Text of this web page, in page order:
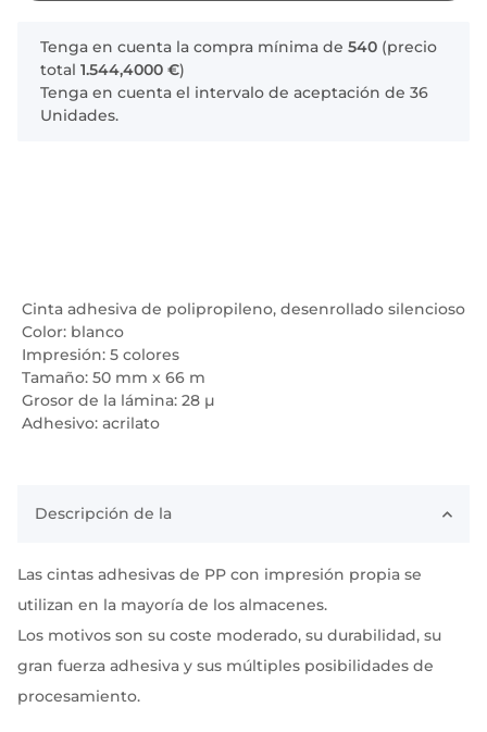
Cinta adhesiva de polipropileno, desenrollado silencioso
Color: blanco
Impresión: 5 colores
Tamaño: 50 mm x 66 m
Grosor de la lámina: 28 µ
Adhesivo: acrilato
x
Tenga en cuenta la compra mínima de 540 (precio
total 1.544,4000 €)
Tenga en cuenta el intervalo de aceptación de 36
Unidades.
Descripción de la
Las cintas adhesivas de PP con impresión propia se
utilizan en la mayoría de los almacenes.
Los motivos son su coste moderado, su durabilidad, su
gran fuerza adhesiva y sus múltiples posibilidades de
procesamiento.